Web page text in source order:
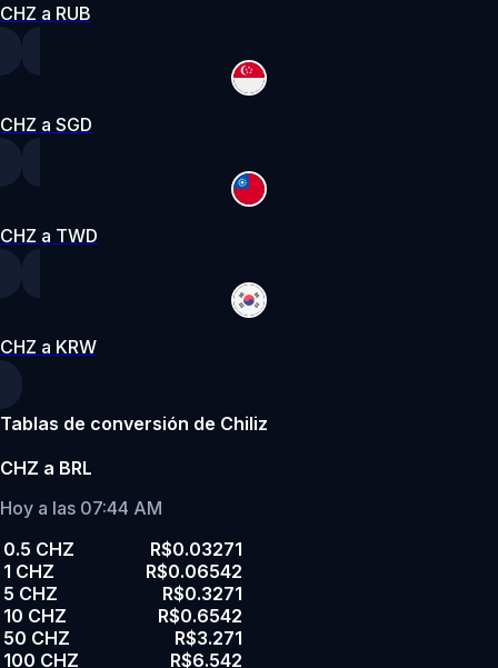
CHZ a RUB
CHZ a SGD
CHZ a TWD
CHZ a KRW
Tablas de conversión de Chiliz
CHZ a BRL
Hoy a las 07:44 AM
0.5 CHZ
R$0.03271
1 CHZ
R$0.06542
5 CHZ
R$0.3271
10 CHZ
R$0.6542
50 CHZ
R$3.271
100 CHZ
R$6.542